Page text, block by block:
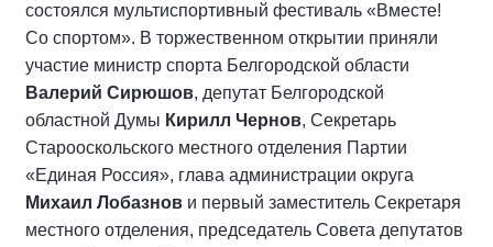
состоялся мультиспортивный фестиваль «Вместе!
Со спортом». В торжественном открытии приняли
участие министр спорта Белгородской области
Валерий Сирюшов, депутат Белгородской
областной Думы Кирилл Чернов, Секретарь
Старооскольского местного отделения Партии
«Единая Россия», глава администрации округа
Михаил Лобазнов и первый заместитель Секретаря
местного отделения, председатель Совета депутатов